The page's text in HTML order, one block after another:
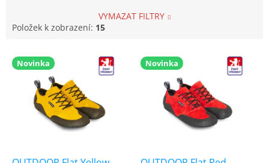
VYMAZAT FILTRY
Položek k zobrazení: 15
V Novinka Novinka